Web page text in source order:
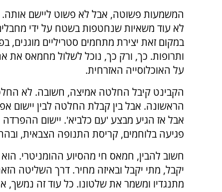
המשמעות פשוטה, אבל לא פשוט ליישם אותה.
לא עוד משאיות שנחטפות בשטח על ידי
במקום זאת יצירת מתחמים סטריליים מוגנים,
ותרופות. כך, ורק כך, נוכל לשלול מחמאס את
על האוכלוסייה האזרחית.
הקבינט קיבל החלטה אמיצה, חשובה. לא
הראשונה. אבל בין קבלת החלטה לבין יישום
אבל אז הגיע מבצע 'עם כלביא'. יישום ההפרדה
פגיעה בלוחמים, קריסת התנופה הצבאית,
חשוב להבין, חמאס חי מהסיוע ההומניטרי.
יקבל, מתי יקבל ובאיזה מחיר. דרך השליטה
מתנגדיו ומשמר את שלטונו. כל עוד זה נמשך,